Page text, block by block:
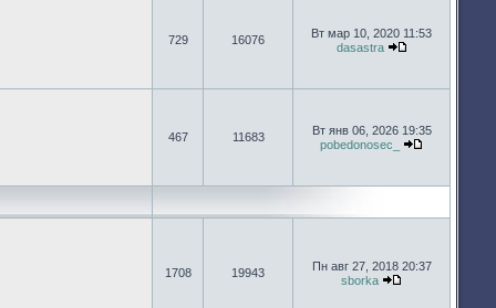
729 16076
Вт мар 10, 2020 11:53
dasastra
467 11683
Вт янв 06, 2026 19:35
pobedonosec_
1708 19943
Пн авг 27, 2018 20:37
sborka